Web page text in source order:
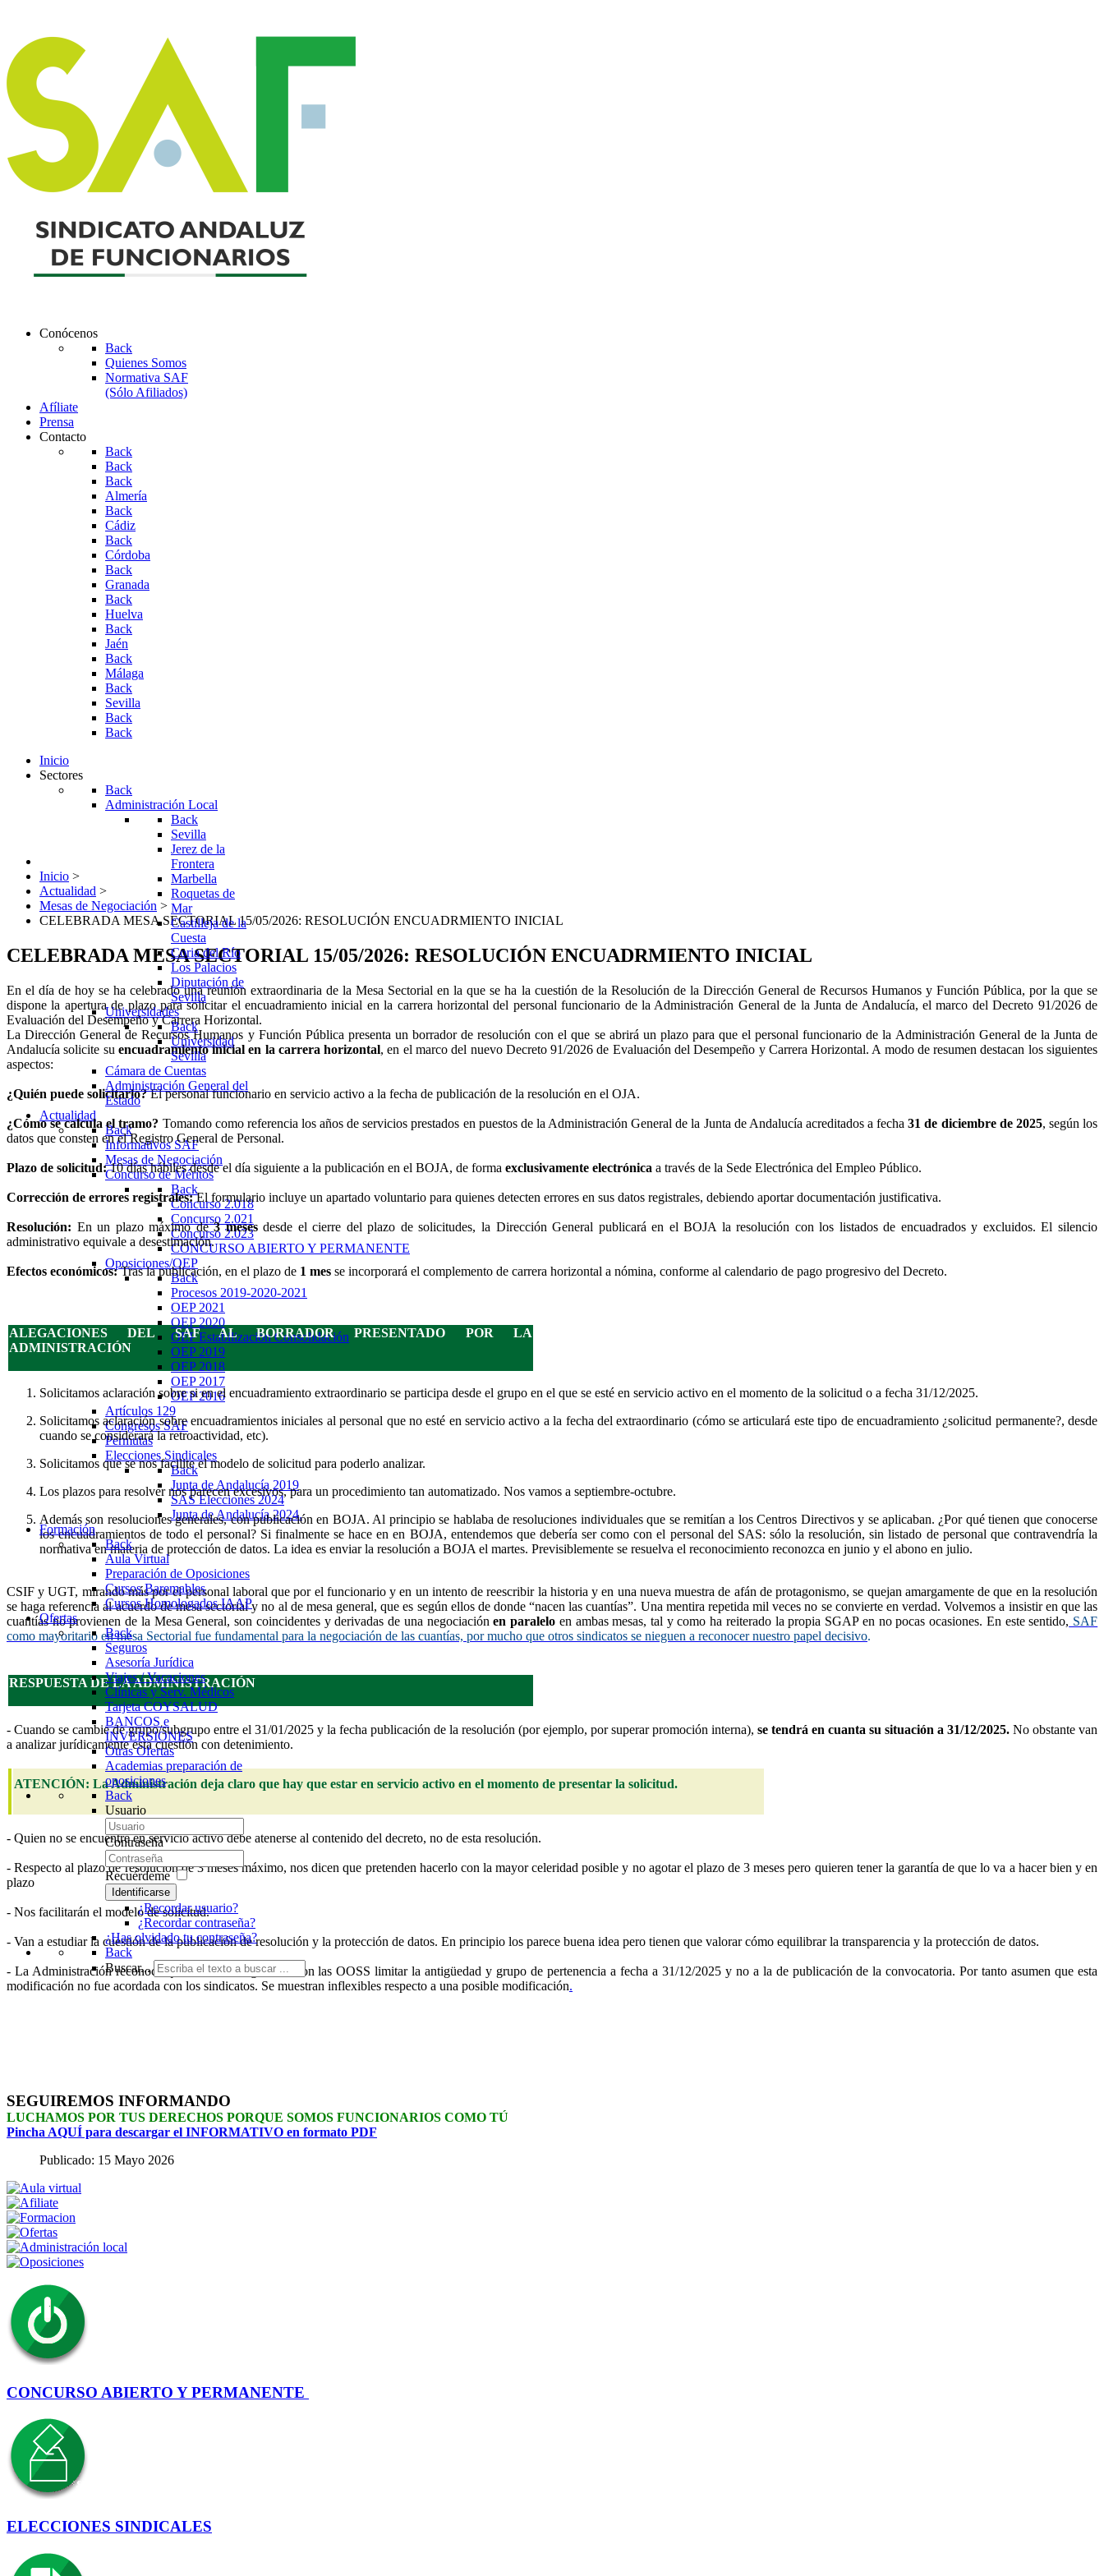
Conócenos
Back
Quienes Somos
Normativa SAF
(Sólo Afiliados)
Afíliate
Prensa
Contacto
Back
Back
Back
Almería
Back
Cádiz
Back
Córdoba
Back
Granada
Back
Huelva
Back
Jaén
Back
Málaga
Back
Sevilla
Back
Back
Inicio
Sectores
Back
Administración Local
Back
Sevilla
Jerez de la
Frontera
Marbella
Roquetas de
Mar
Castilleja de la
Cuesta
Coria del Río
Los Palacios
Diputación de
Sevilla
Universidades
Back
Universidad
Sevilla
Cámara de Cuentas
Administración General del
Estado
Actualidad
Back
Informativos SAF
Mesas de Negociación
Concurso de Méritos
Back
Concurso 2.018
Concurso 2.021
Concurso 2.023
CONCURSO ABIERTO Y PERMANENTE
Oposiciones/OEP
Back
Procesos 2019-2020-2021
OEP 2021
OEP 2020
OEP Estabilización Consolidación
OEP 2019
OEP 2018
OEP 2017
OEP 2016
Artículos 129
Congresos SAF
Permutas
Elecciones Sindicales
Back
Junta de Andalucía 2019
SAS Elecciones 2024
Junta de Andalucía 2024.
Formación
Back
Aula Virtual
Preparación de Oposiciones
Cursos Baremables
Cursos Homologados IAAP
Ofertas
Back
Seguros
Asesoría Jurídica
Viajes / Vacaciones
Clínicas y Serv. Médicos
Tarjeta COYSALUD
BANCOS e
INVERSIONES
Otras Ofertas
Academias preparación de
oposiciones
Back
Usuario
Contraseña
Recuérdeme
Identificarse
¿Recordar usuario?
¿Recordar contraseña?
¿Has olvidado tu contraseña?
Back
Buscar...
Inicio >
Actualidad >
Mesas de Negociación >
CELEBRADA MESA SECTORIAL 15/05/2026: RESOLUCIÓN ENCUADRMIENTO INICIAL
CELEBRADA MESA SECTORIAL 15/05/2026: RESOLUCIÓN ENCUADRMIENTO INICIAL
En el día de hoy se ha celebrado una reunión extraordinaria de la Mesa Sectorial en la que se ha la cuestión de la Resolución de la Dirección General de Recursos Humanos y Función Pública, por la que se
dispone la apertura de plazo para solicitar el encuadramiento inicial en la carrera horizontal del personal funcionario de la Administración General de la Junta de Andalucía, el marco del Decreto 91/2026 de
Evaluación del Desempeño y Carrera Horizontal.
La Dirección General de Recursos Humanos y Función Pública presenta un borrador de resolución con el que se abrirá un plazo para que el personal funcionario de la Administración General de la Junta de
Andalucía solicite su encuadramiento inicial en la carrera horizontal, en el marco del nuevo Decreto 91/2026 de Evaluación del Desempeño y Carrera Horizontal. A modo de resumen destacan los siguientes
aspectos:
¿Quién puede solicitarlo?El personal funcionario en servicio activo a la fecha de publicación de la resolución en el OJA.
¿Cómo se calcula el tramo? Tomando como referencia los años de servicios prestados en puestos de la Administración General de la Junta de Andalucía acreditados a fecha31 de diciembre de 2025, según los
datos que consten en el Registro General de Personal.
Plazo de solicitud:10 días hábiles desde el día siguiente a la publicación en el BOJA, de forma exclusivamente electrónica a través de la Sede Electrónica del Empleo Público.
Corrección de errores registrales:El formulario incluye un apartado voluntario para quienes detecten errores en sus datos registrales, debiendo aportar documentación justificativa.
Resolución: En un plazo máximo de3 mesesdesde el cierre del plazo de solicitudes, la Dirección General publicará en el BOJA la resolución con los listados de encuadrados y excluidos. El silencio
administrativo equivale a desestimación.
Efectos económicos:Tras la publicación, en el plazo de 1 mes se incorporará el complemento de carrera horizontal a nómina, conforme al calendario de pago progresivo del Decreto.
ALEGACIONES DEL SAF AL BORRADOR PRESENTADO POR LA
ADMINISTRACIÓN
Solicitamos aclaración sobre si en el encuadramiento extraordinario se participa desde el grupo en el que se esté en servicio activo en el momento de la solicitud o a fecha 31/12/2025.
Solicitamos aclaración sobre encuadramientos iniciales al personal que no esté en servicio activo a la fecha del extraordinario (cómo se articulará este tipo de encuadramiento ¿solicitud permanente?, desde
cuando se considerará la retroactividad, etc).
Solicitamos que se nos facilite el modelo de solicitud para poderlo analizar.
Los plazos para resolver nos parecen excesivos, para un procedimiento tan automatizado. Nos vamos a septiembre-octubre.
Además son resoluciones generales, con publicación en BOJA. Al principio se hablaba de resoluciones individuales que se remitían a los Centros Directivos y se aplicaban. ¿Por qué tienen que conocerse
los encuadramientos de todo el personal? Si finalmente se hace en en BOJA, entendemos que debería ser como con el personal del SAS: sólo la resolución, sin listado de personal que contravendría la
normativa en materia de protección de datos. La idea es enviar la resolución a BOJA el martes. Previsiblemente se resuelva el reconocimiento reconozca en junio y el abono en julio.
CSIF y UGT, mirando más por el personal laboral que por el funcionarioy en un intento de reescribir la historia y en una nueva muestra de afán de protagonismo, se quejan amargamente de que en la resolución
se haga referencia al acuerdo de mesa sectorial y no al de mesa general, que es según ellos de donde “nacen las cuantías”. Una mentira repetida mil veces no se convierte en verdad. Volvemos a insistir en que las
cuantías no provienen de la Mesa General, son coincidentes y derivadas de una negociaciónen paralelo en ambas mesas, tal y como ha reiterado lapropia SGAP en no pocas ocasiones. En este sentido, SAF
como mayoritario en mesa Sectorial fue fundamental para la negociación de las cuantías, por mucho que otros sindicatos se nieguen a reconocer nuestro papel decisivo.
RESPUESTA DE LA ADMINISTRACIÓN
- Cuando se cambie de grupo/subgrupo entre el 31/01/2025 y la fecha publicación de la resolución (por ejemplo, por superar promoción interna), se tendrá en cuanta su situación a 31/12/2025. No obstante van
a analizar jurídicamente esta cuestión con detenimiento.
ATENCIÓN: La Administración deja claro que hay que estar en servicio activo en el momento de presentar la solicitud.
- Quien no se encuentre en servicio activo debe atenerse al contenido del decreto, no de esta resolución.
- Respecto al plazo de resolución de 3 meses máximo, nos dicen que pretenden hacerlo con la mayor celeridad posible y no agotar el plazo de 3 meses pero quieren tener la garantía de que lo va a hacer bien y en
plazo
- Nos facilitarán el modelo de solicitud.
- Van a estudiar la cuestión de la publicación de resolución y la protección de datos. En principio los parece buena idea pero tienen que valorar cómo equilibrar la transparencia y la protección de datos.
- La Administraciónreconoce que no seha negociado con las OOSSlimitarlaantigüedad y grupo de pertenencia a fecha a 31/12/2025 y no a la de publicación de la convocatoria. Por tanto asumen que esta
modificación no fue acordada con los sindicatos. Se muestran inflexibles respecto a una posible modificación.
SEGUIREMOS INFORMANDO
LUCHAMOS POR TUS DERECHOS PORQUE SOMOS FUNCIONARIOS COMO TÚ
Pincha AQUÍ para descargar el INFORMATIVO en formato PDF
Publicado: 15 Mayo 2026
CONCURSO ABIERTO Y PERMANENTE
ELECCIONES SINDICALES